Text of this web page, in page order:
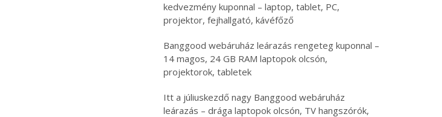
kedvezmény kuponnal – laptop, tablet, PC,
projektor, fejhallgató, kávéfőző
Banggood webáruház leárazás rengeteg kuponnal –
14 magos, 24 GB RAM laptopok olcsón,
projektorok, tabletek
Itt a júliuskezdő nagy Banggood webáruház
leárazás – drága laptopok olcsón, TV hangszórók,